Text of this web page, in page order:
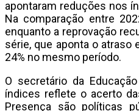
apontaram reduções nos
Na comparação entre
enquanto a reprovação
série, que aponta o atraso
24% no mesmo período.
O secretário da
índices reflete o acerto
Presença são políticas